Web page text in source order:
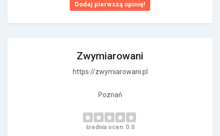
Dodaj pierwszą opinię!
Zwymiarowani
https://zwymiarowani.pl
Poznań
średnia ocen: 0.0